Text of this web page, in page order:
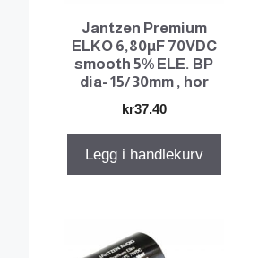
Jantzen Premium
ELKO 6,80µF 70VDC
smooth 5% ELE. BP
dia- 15/ 30mm , hor
kr37.40
Legg i handlekurv